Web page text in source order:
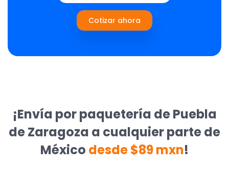
Cotizar ahora
¡Envía por paquetería de Puebla
de Zaragoza a cualquier parte de
México desde $89 mxn!